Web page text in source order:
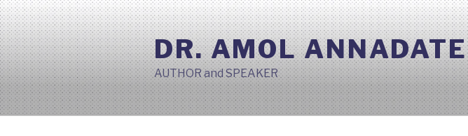
Skip
to
content
DR. AMOL ANNADATE
AUTHOR and SPEAKER